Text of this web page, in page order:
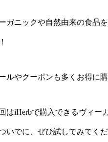
ガニックや自然由来の食品
ルやクーポンも多くお得に
はiHerbで購入できるヴィー
いでに、ぜひ試してみてくだ